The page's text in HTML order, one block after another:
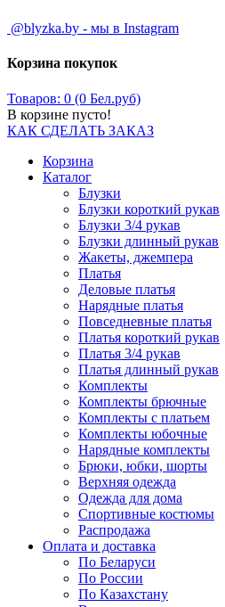
@blyzka.by - мы в Instagram
Корзина покупок
Товаров: 0 (0 Бел.руб)
В корзине пусто!
КАК СДЕЛАТЬ ЗАКАЗ
Корзина
Каталог
Блузки
Блузки короткий рукав
Блузки 3/4 рукав
Блузки длинный рукав
Жакеты, джемпера
Платья
Деловые платья
Нарядные платья
Повседневные платья
Платья короткий рукав
Платья 3/4 рукав
Платья длинный рукав
Комплекты
Комплекты брючные
Комплекты с платьем
Комплекты юбочные
Нарядные комплекты
Брюки, юбки, шорты
Верхняя одежда
Одежда для дома
Спортивные костюмы
Распродажа
Оплата и доставка
По Беларуси
По России
По Казахстану